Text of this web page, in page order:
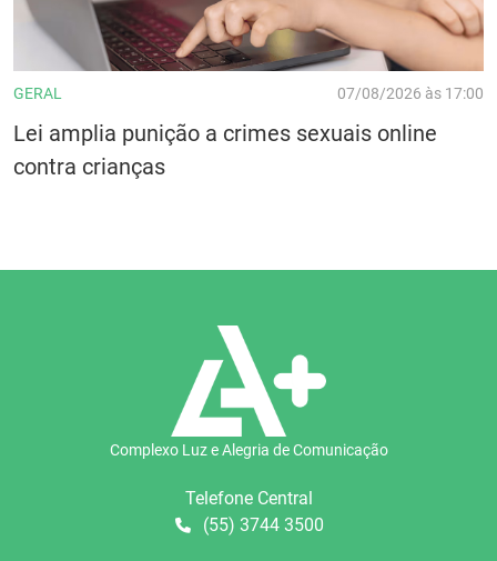
GERAL 07/08/2026 às 17:00
Lei amplia punição a crimes sexuais online
contra crianças
Complexo Luz e Alegria de Comunicação
Telefone Central
(55) 3744 3500